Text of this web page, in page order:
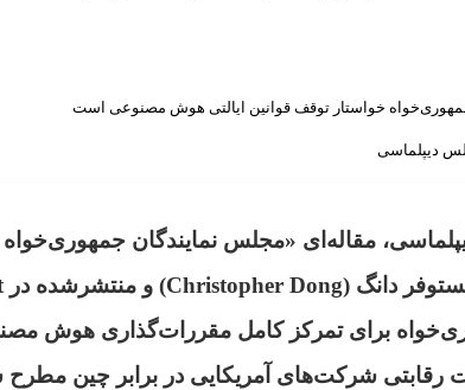
دیپلماسی
مقاله‌ای «مجلس نمایندگان
برای تمرکز کامل مقررات‌گذاری هوش
رقابتی شرکت‌های آمریکایی در برابر چین